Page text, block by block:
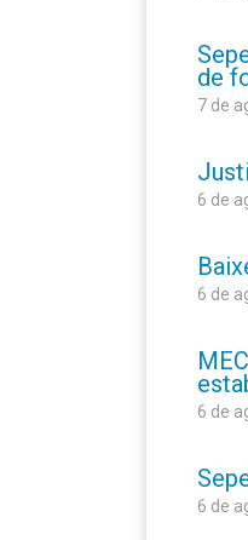
de
7 de
6 de
6 de
6 de
6 de